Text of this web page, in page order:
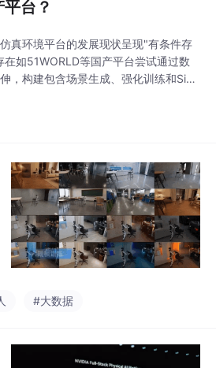
台？
真环境平台的发展现状呈现"有条件存
如51WORLD等国产平台尝试通过数
，构建包含场景生成、强化训练和Sim
相比，这类平台仍面临物理仿真精度、
#大数据